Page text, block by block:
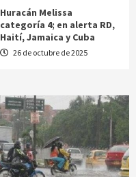
Huracán Melissa
categoría 4; en alerta RD,
Haití, Jamaica y Cuba
26 de octubre de 2025